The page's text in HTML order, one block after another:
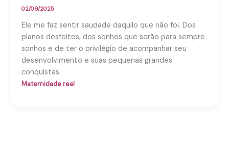
02/09/2025
Ele me faz sentir saudade daquilo que não foi. Dos
planos desfeitos, dos sonhos que serão para sempre
sonhos e de ter o privilégio de acompanhar seu
desenvolvimento e suas pequenas grandes
conquistas.
Maternidade real